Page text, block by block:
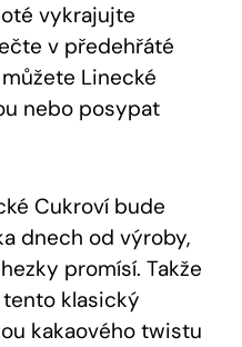
vykrajujte
⁢v předehřáté
Linecké⁤
⁢nebo posypat
Cukroví bude
dnech ⁣od výroby,
promísí. Takže
klasický
kakaového twistu